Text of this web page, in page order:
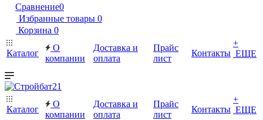
Сравнение0
Избранные товары 0
Корзина 0
Каталог
О
компании
Доставка и
оплата
Прайс
лист
Контакты
+
ЕЩЕ
Каталог
О
компании
Доставка и
оплата
Прайс
лист
Контакты
+
ЕЩЕ